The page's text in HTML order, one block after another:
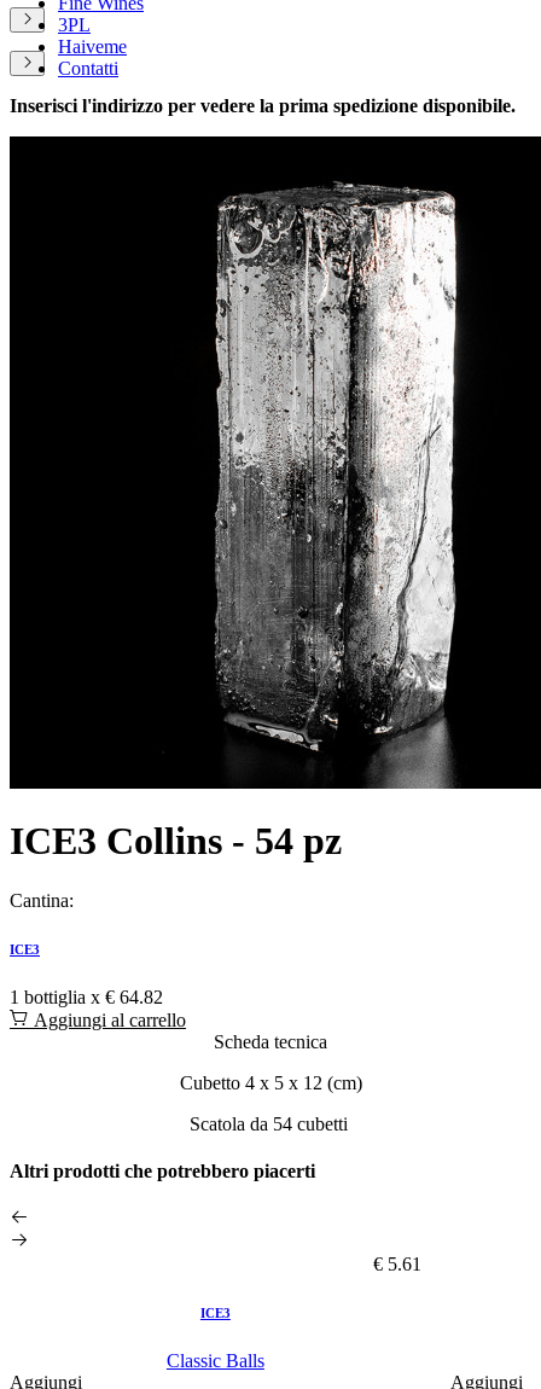
3PL
Haiveme
Contatti
Inserisci l'indirizzo per vedere la prima spedizione disponibile.
ICE3 Collins - 54 pz
Cantina:
ICE3
1 bottiglia x € 64.82
Aggiungi al carrello
Scheda tecnica
Cubetto 4 x 5 x 12 (cm)
Scatola da 54 cubetti
Altri prodotti che potrebbero piacerti
€ 5.61
ICE3
Classic Balls
Aggiungi
Aggiungi